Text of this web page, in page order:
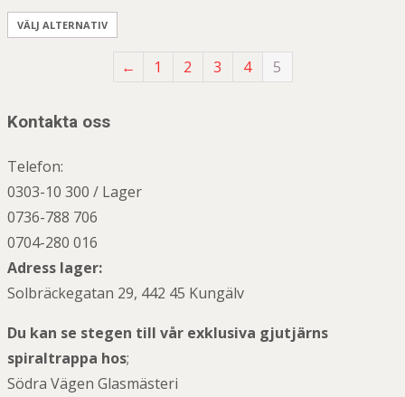
VÄLJ ALTERNATIV
← 1 2 3 4 5
Kontakta oss
Telefon:
0303-10 300 / Lager
0736-788 706
0704-280 016
Adress lager:
Solbräckegatan 29, 442 45 Kungälv
Du kan se stegen till vår exklusiva gjutjärns
spiraltrappa hos;
Södra Vägen Glasmästeri